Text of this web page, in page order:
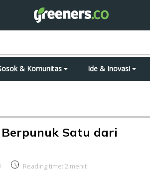
& Komunitas Ide & Inovasi
Satu dari
Reading time: 2 menit